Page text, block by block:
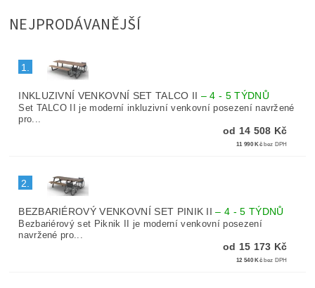
NEJPRODÁVANĚJŠÍ
1.
INKLUZIVNÍ VENKOVNÍ SET TALCO II –4 - 5 TÝDNŮ
Set TALCO II je moderní inkluzivní venkovní posezení navržené
pro...
od 14 508 Kč
11 990 Kč bez DPH
2.
BEZBARIÉROVÝ VENKOVNÍ SET PINIK II–4 - 5 TÝDNŮ
Bezbariérový set Piknik II je moderní venkovní posezení
navržené pro...
od 15 173 Kč
12 540 Kč bez DPH